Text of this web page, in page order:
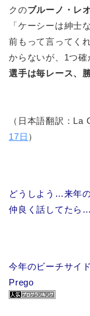
クのブルーノ・レ
「ケーシーは紳士
前もって言ってく
からないが、1つ
選手は毎レース、
（日本語翻訳：La
17日 ）
どうしよう…来年
仲良く話してたら…
今年のビーチサイ
Prego